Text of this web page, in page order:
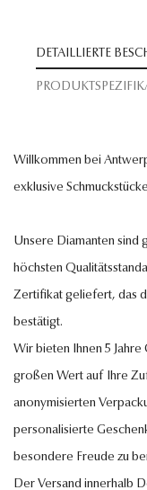
DETAILLIERTE
Willkommen bei
exklusive
Unsere Diamanten sind
höchsten
Zertifikat geliefert, das
bestätigt.
Wir bieten Ihnen 5
großen Wert auf Ihre
anonymisierten
personalisierte
besondere Freude zu
Der Versand innerhalb